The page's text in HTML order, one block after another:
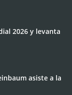
2026 y levanta
asiste a la